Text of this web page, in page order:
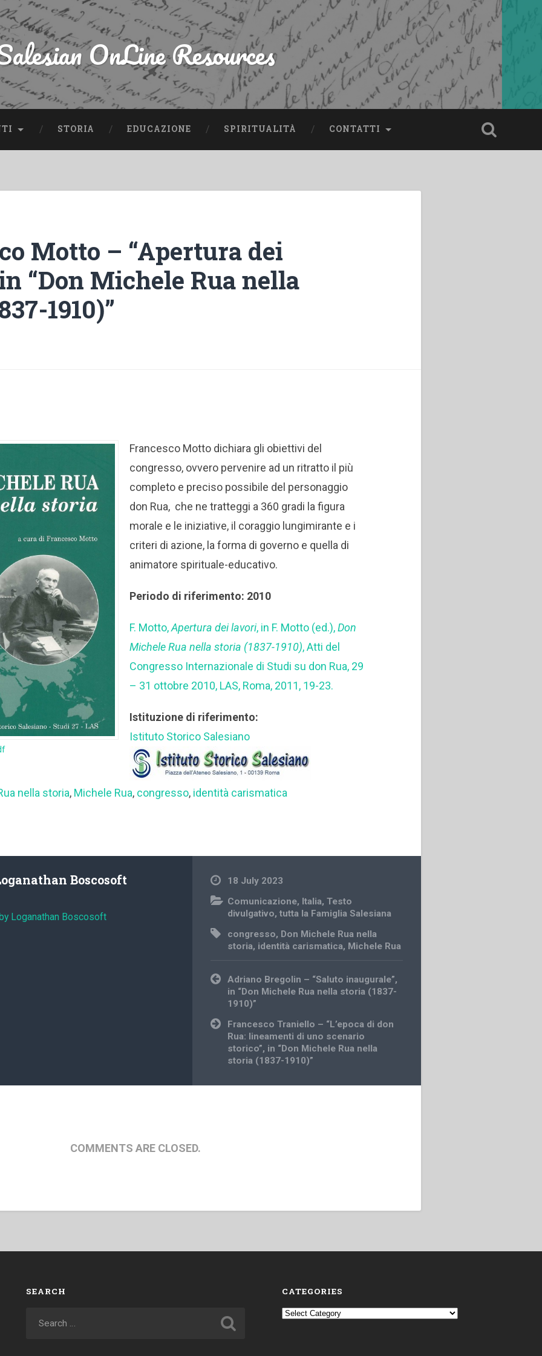
OnLine Resources
STORIA EDUCAZIONE SPIRITUALITÀ CONTATTI
Motto – “Apertura dei
“Don Michele Rua nella
1910)”
Francesco Motto dichiara gli obiettivi del
congresso, ovvero pervenire ad un ritratto il più
completo e preciso possibile del personaggio
don Rua, che ne tratteggi a 360 gradi la figura
morale e le iniziative, il coraggio lungimirante e i
criteri di azione, la forma di governo e quella di
animatore spirituale-educativo.
Periodo di riferimento: 2010
F. Motto,Apertura dei lavori, in F. Motto (ed.),Don
Michele Rua nella storia (1837-1910), Atti del
Congresso Internazionale di Studi su don Rua, 29
– 31 ottobre 2010, LAS, Roma, 2011, 19-23.
Istituzione di riferimento:
Istituto Storico Salesiano
nella storia, Michele Rua, congresso, identità carismatica
Boscosoft
Loganathan Boscosoft
18 July 2023
Comunicazione, Italia,Testo
divulgativo,tutta la Famiglia Salesiana
congresso, Don Michele Rua nella
storia, identità carismatica, Michele Rua
Post
navigation
Adriano Bregolin – “Saluto inaugurale”,
in “Don Michele Rua nella storia (1837-
1910)”
Francesco Traniello – “L’epoca di don
Rua: lineamenti di uno scenario
storico”, in “Don Michele Rua nella
storia (1837-1910)”
COMMENTS ARE CLOSED.
SEARCH CATEGORIES
Categories